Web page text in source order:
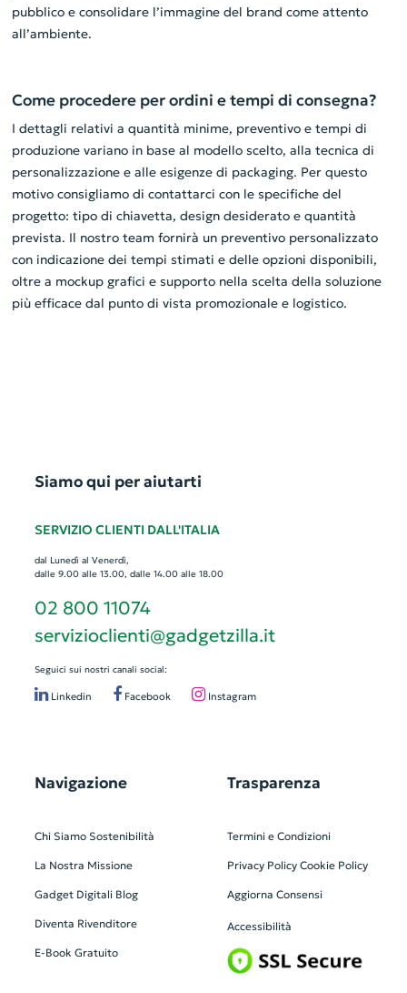
pubblico e consolidare l’immagine del brand come attento
all’ambiente.
Come procedere per ordini e tempi di consegna?
I dettagli relativi a quantità minime, preventivo e tempi di
produzione variano in base al modello scelto, alla tecnica di
personalizzazione e alle esigenze di packaging. Per questo
motivo consigliamo di contattarci con le specifiche del
progetto: tipo di chiavetta, design desiderato e quantità
prevista. Il nostro team fornirà un preventivo personalizzato
con indicazione dei tempi stimati e delle opzioni disponibili,
oltre a mockup grafici e supporto nella scelta della soluzione
più efficace dal punto di vista promozionale e logistico.
Siamo qui per aiutarti
SERVIZIO CLIENTI DALL'ITALIA
dal Lunedì al Venerdì,
dalle 9.00 alle 13.00, dalle 14.00 alle 18.00
02 800 11074
servizioclienti@gadgetzilla.it
Seguici sui nostri canali social:
Linkedin Facebook Instagram
Navigazione
Chi Siamo Sostenibilità
La Nostra Missione
Gadget Digitali Blog
Diventa Rivenditore
E-Book Gratuito
Trasparenza
Termini e Condizioni
Privacy Policy Cookie Policy
Aggiorna Consensi
Accessibilità